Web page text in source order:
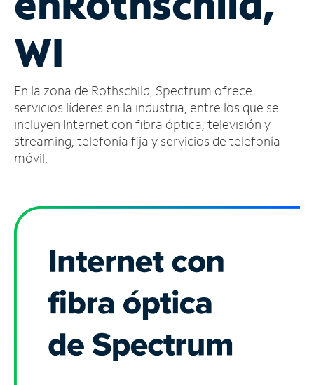
cuenta
Encuentra
tienda
WI
En la zona de Rothschild, Spectrum ofrece
servicios líderes en la industria, entre los que se
incluyen Internet con fibra óptica, televisión y
streaming, telefonía fija y servicios de telefonía
móvil.